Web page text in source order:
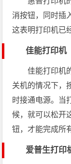
消按钮，同时插
这表明打印机已
佳能打印机
佳能打印机
关机的情况下，
时接通电源。当
候，就可以松开
钮，才能完成所
爱普生打印